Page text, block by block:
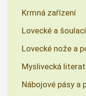
Krmná zařízení
Lovecké a
Lovecké nože a
Myslivecká
Nábojové pásy a